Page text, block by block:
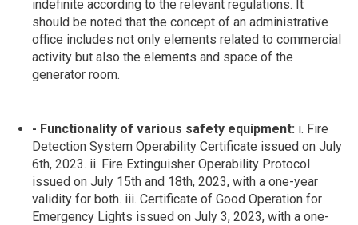
indefinite according to the relevant regulations. It
should be noted that the concept of an administrative
office includes not only elements related to commercial
activity but also the elements and space of the
generator room.
- Functionality of various safety equipment: i. Fire
Detection System Operability Certificate issued on July
6th, 2023. ii. Fire Extinguisher Operability Protocol
issued on July 15th and 18th, 2023, with a one-year
validity for both. iii. Certificate of Good Operation for
Emergency Lights issued on July 3, 2023, with a one-